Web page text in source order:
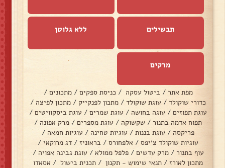
תבשילים ללא גלוטן
מרקים
מפת אתר / ביטול עסקה / כניסת ספקים / מתכונים /
כדורי שוקולד / עוגת שוקולד / מתכון לפנקייק / מתכון לפיצה /
עוגת תפוזים / עוגה בחושה / עוגת שמרים / עוגת ביסקוויטים /
תפוח אדמה בתנור / שקשוקה / עוגת מספרים / מרק אפונה /
פריקסה / עוגת בננות / עוגיות טחינה / עוגיות חמאה /
עוגיות שוקולד צ׳יפס / אלפחורס / בראוניז / דג מרוקאי /
עוף בתנור / מרק עדשים / פלפל ממולא / עוגת גבינה אפויה /
מתכון לאורז / תנאי שימוש - תקנון / תכנית בישול / אסאדו